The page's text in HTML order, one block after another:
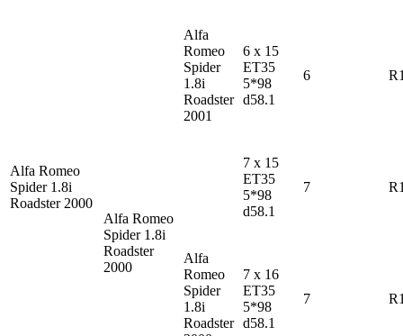
Alfa
Romeo
Spider
1.8i
Roadster
2001
Alfa Romeo
Spider 1.8i
Roadster 2000
6 x 15
ET35
5*98
d58.1
6
Alfa Romeo
Spider 1.8i
Roadster
2000
7 x 15
ET35
5*98
d58.1
7
Alfa
Romeo
Spider
1.8i
Roadster
7 x 16
ET35
5*98
d58.1
7